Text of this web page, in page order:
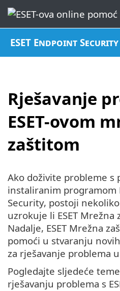
ESET Endpoint
Rješavanje
ESET-ovom
zaštitom
Ako doživite probleme s
instaliranim programom
Security, postoji
uzrokuje li ESET Mrežna
Nadalje, ESET Mrežna
pomoći u stvaranju
za rješavanje problema
Pogledajte sljedeće
rješavanju problema s